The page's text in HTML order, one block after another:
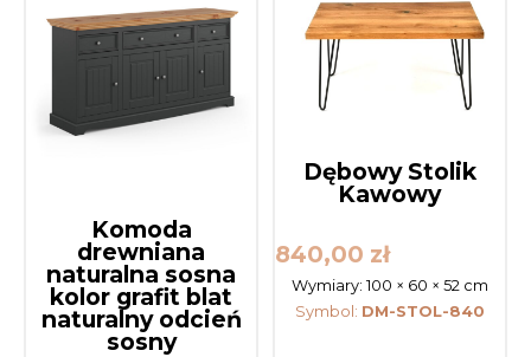
Komoda
drewniana
naturalna sosna
kolor grafit blat
naturalny odcień
sosny
Dębowy Stolik
Kawowy
840,00 zł
Wymiary: 100 × 60 × 52 cm
Symbol: DM-STOL-840